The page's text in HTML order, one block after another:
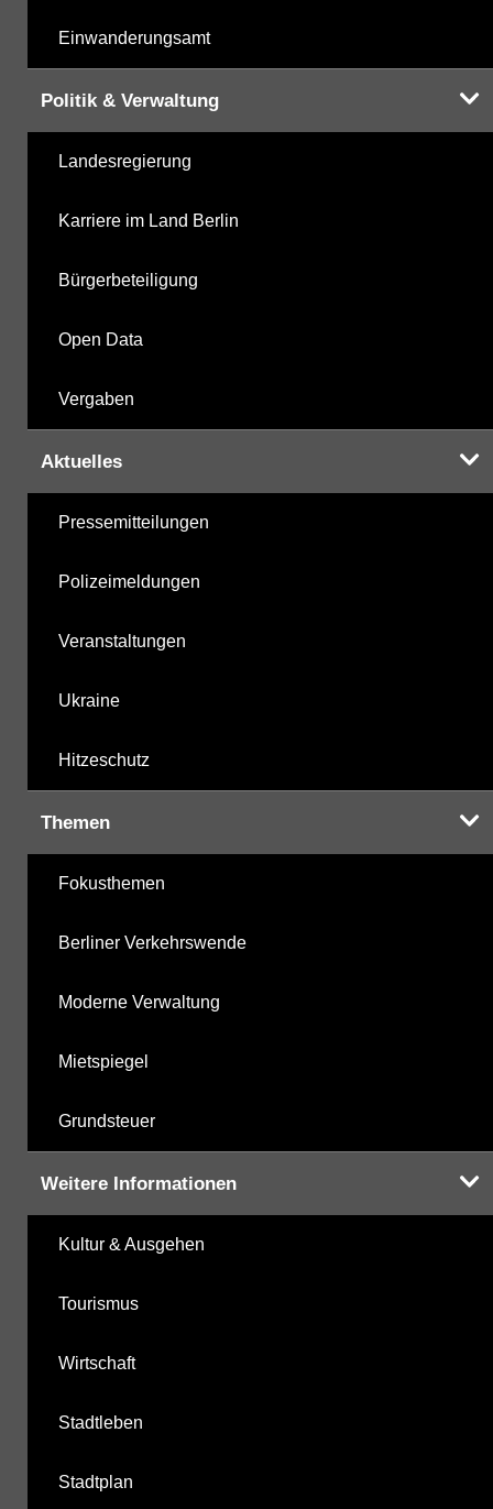
Einwanderungsamt
Politik & Verwaltung
Landesregierung
Karriere im Land Berlin
Bürgerbeteiligung
Open Data
Vergaben
Aktuelles
Pressemitteilungen
Polizeimeldungen
Veranstaltungen
Ukraine
Hitzeschutz
Themen
Fokusthemen
Berliner Verkehrswende
Moderne Verwaltung
Mietspiegel
Grundsteuer
Weitere Informationen
Kultur & Ausgehen
Tourismus
Wirtschaft
Stadtleben
Stadtplan